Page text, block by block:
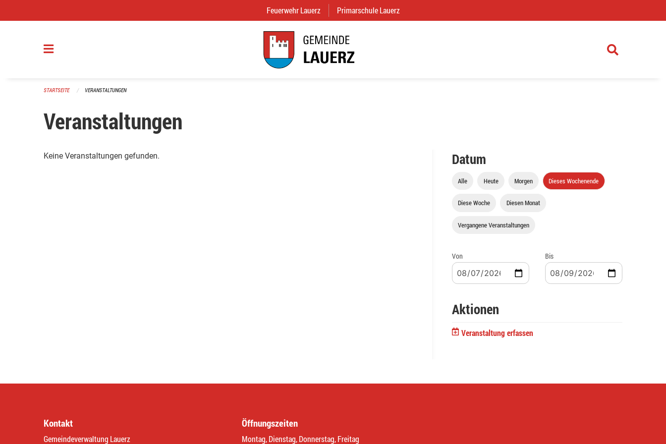
Feuerwehr Lauerz (External Link)
Primarschule Lauerz
STARTSEITE VERANSTALTUNGEN
Veranstaltungen
Keine Veranstaltungen gefunden. Datum
Alle Heute Morgen Dieses Wochenende
Diese Woche Diesen Monat
Vergangene Veranstaltungen
Von Bis
Aktionen
Veranstaltung erfassen
Kontakt
Gemeindeverwaltung Lauerz
Öffnungszeiten
Montag, Dienstag, Donnerstag, Freitag